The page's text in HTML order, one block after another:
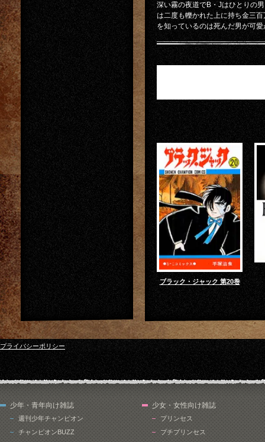
深い霧の夜道でB・Jはひとりの
は二度も轢かれた上に持ち金三
を知っているのは死んだ男が可
ブラック・ジャック 第20巻
プライバシーポリシー
少年・青年向け雑誌
週刊少年チャンピオン
チャンピオンBUZZ
少女・女性向け雑誌
プリンセス
プチプリンセス